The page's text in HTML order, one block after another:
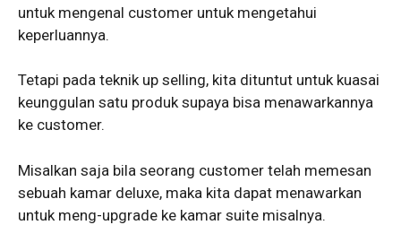
untuk mengenal customer untuk mengetahui
keperluannya.
Tetapi pada teknik up selling, kita dituntut untuk kuasai
keunggulan satu produk supaya bisa menawarkannya
ke customer.
Misalkan saja bila seorang customer telah memesan
sebuah kamar deluxe, maka kita dapat menawarkan
untuk meng-upgrade ke kamar suite misalnya.